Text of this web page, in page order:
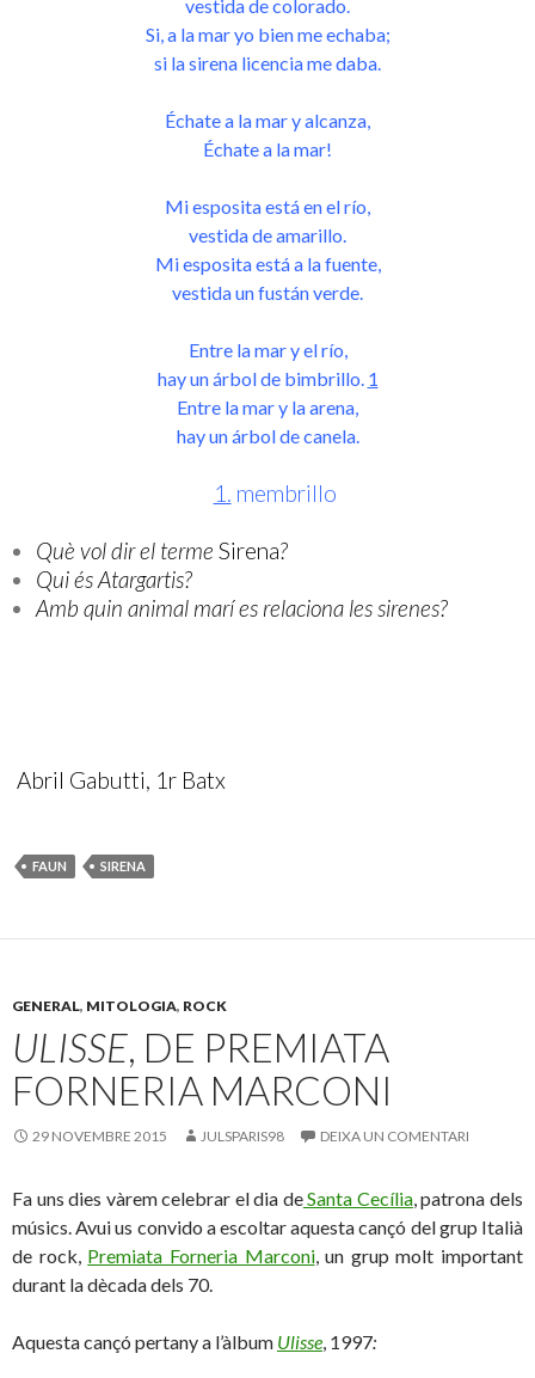
vestida de colorado.
Si, a la mar yo bien me echaba;
si la sirena licencia me daba.
Échate a la mar y alcanza,
Échate a la mar!
Mi esposita está en el río,
vestida de amarillo.
Mi esposita está a la fuente,
vestida un fustán verde.
Entre la mar y el río,
hay un árbol de bimbrillo. 1
Entre la mar y la arena,
hay un árbol de canela.
1. membrillo
Què vol dir el terme Sirena?
Qui és Atargartis?
Amb quin animal marí es relaciona les sirenes?
Abril Gabutti, 1r Batx
FAUN SIRENA
GENERAL, MITOLOGIA, ROCK
ULISSE, DE PREMIATA
FORNERIA MARCONI
29 NOVEMBRE 2015 JULSPARIS98 DEIXA UN COMENTARI
Fa uns dies vàrem celebrar el dia deSanta Cecília, patrona dels
músics. Avui us convido a escoltar aquesta cançó del grup Italià
de rock, Premiata Forneria Marconi, un grup molt important
durant la dècada dels 70.
Aquesta cançó pertany a l’àlbum Ulisse, 1997: